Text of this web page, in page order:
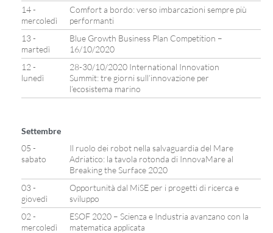
14 -
mercoledì
Comfort a bordo: verso imbarcazioni sempre più
performanti
13 -
martedì
Blue Growth Business Plan Competition –
16/10/2020
12 -
lunedì
28-30/10/2020 International Innovation
Summit: tre giorni sull’innovazione per
l’ecosistema marino
Settembre
05 -
sabato
Il ruolo dei robot nella salvaguardia del Mare
Adriatico: la tavola rotonda di InnovaMare al
Breaking the Surface 2020
03 -
giovedì
Opportunità dal MiSE per i progetti di ricerca e
sviluppo
02 -
mercoledì
ESOF 2020 – Scienza e Industria avanzano con la
matematica applicata